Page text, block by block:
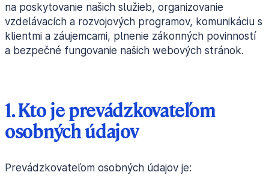
na poskytovanie našich služieb, organizovanie
vzdelávacích a rozvojových programov, komunikáciu s
klientmi a záujemcami, plnenie zákonných povinností
a bezpečné fungovanie našich webových stránok.
1. Kto je prevádzkovateľom
osobných údajov
Prevádzkovateľom osobných údajov je: